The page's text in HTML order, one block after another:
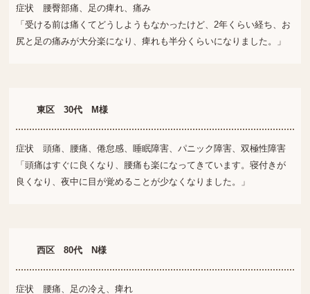
症状 腰臀部痛、足の痺れ、痛み
「受ける前は痛くてどうしようもなかったけど、2年くらい経ち、お
尻と足の痛みが大分楽になり、痺れも半分くらいになりました。」
東区 30代 M様
症状 頭痛、腰痛、倦怠感、睡眠障害、パニック障害、双極性障害
「頭痛はすぐに良くなり、腰痛も楽になってきています。寝付きが
良くなり、夜中に目が覚めることが少なくなりました。」
西区 80代 N様
症状 腰痛、足の冷え、痺れ